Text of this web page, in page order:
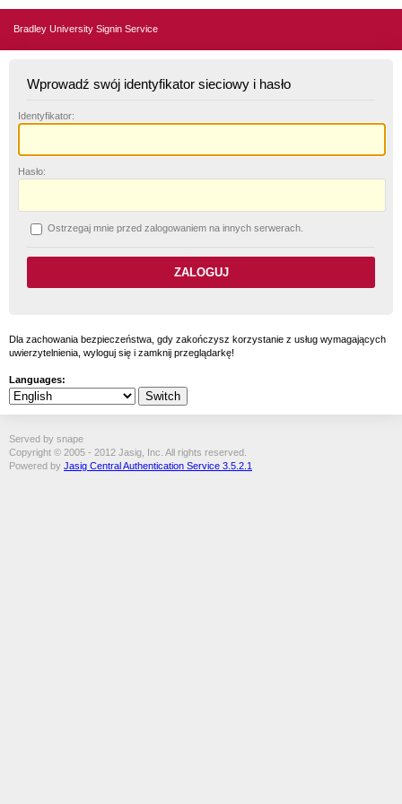
Bradley University Signin Service
Wprowadź swój identyfikator sieciowy i hasło
Identyfikator:
Hasło:
Ostrzegaj mnie przed zalogowaniem na innych serwerach.
Dla zachowania bezpieczeństwa, gdy zakończysz korzystanie z usług wymagających
uwierzytelnienia, wyloguj się i zamknij przeglądarkę!
Languages:
Served by snape
Copyright © 2005 - 2012 Jasig, Inc. All rights reserved.
Powered by Jasig Central Authentication Service 3.5.2.1